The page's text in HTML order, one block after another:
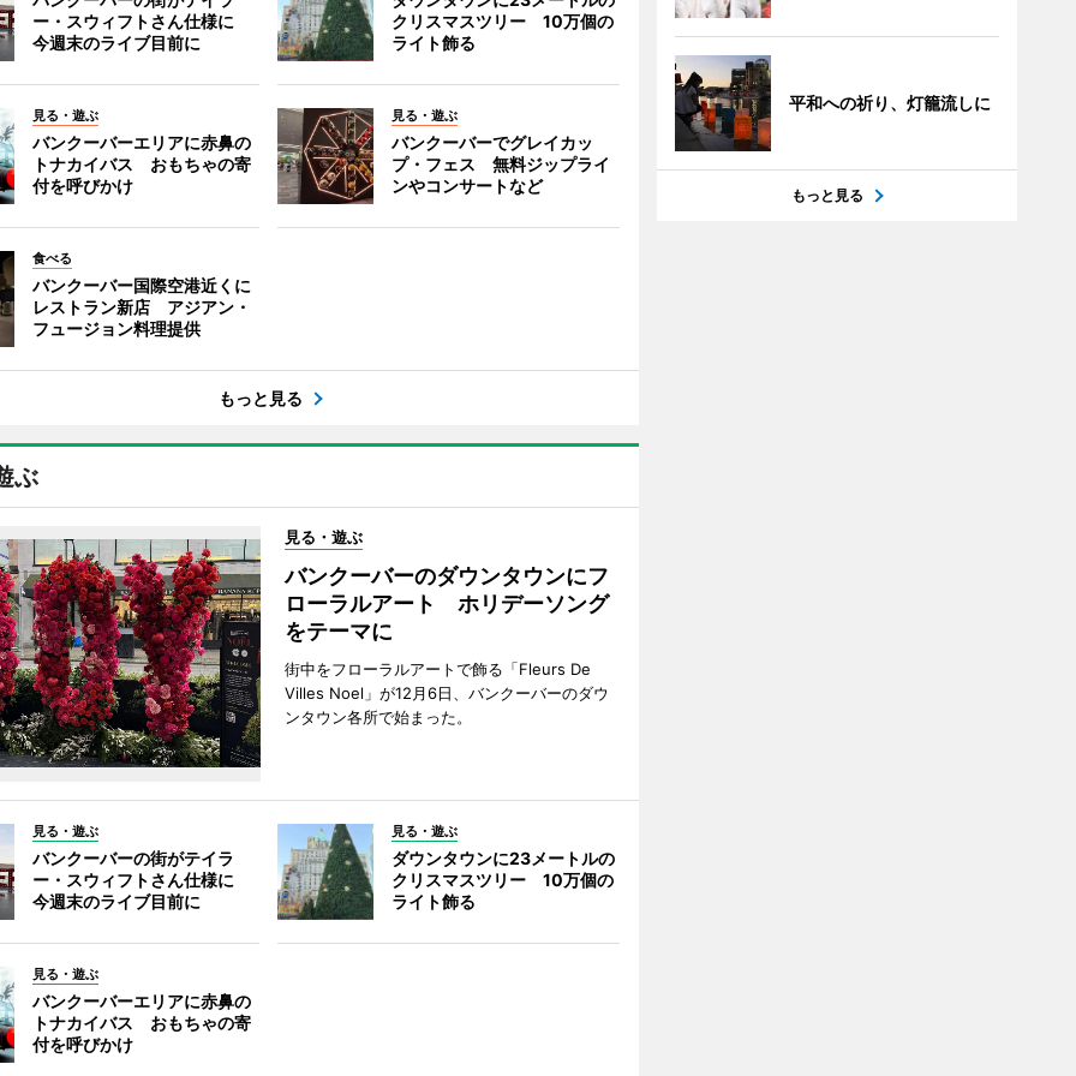
ー・スウィフトさん仕様に
今週末のライブ目前に
クリスマスツリー 10万個の
ライト飾る
見る・遊ぶ
バンクーバーエリアに赤鼻の
トナカイバス おもちゃの寄
付を呼びかけ
見る・遊ぶ
バンクーバーでグレイカッ
プ・フェス 無料ジップライ
ンやコンサートなど
食べる
バンクーバー国際空港近くに
レストラン新店 アジアン・
フュージョン料理提供
もっと見る
ぶ
見る・遊ぶ
バンクーバーのダウンタウンにフ
ローラルアート ホリデーソング
をテーマに
街中をフローラルアートで飾る「Fleurs De
Villes Noel」が12月6日、バンクーバーのダウ
ンタウン各所で始まった。
見る・遊ぶ
バンクーバーの街がテイラ
ー・スウィフトさん仕様に
今週末のライブ目前に
見る・遊ぶ
ダウンタウンに23メートルの
クリスマスツリー 10万個の
ライト飾る
見る・遊ぶ
バンクーバーエリアに赤鼻の
トナカイバス おもちゃの寄
付を呼びかけ
平和への祈り、灯籠流しに
もっと見る